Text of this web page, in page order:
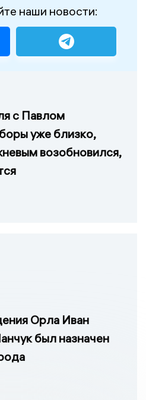
наши новости:
с Павлом
уже близко,
возобновился,
Орла Иван
был назначен